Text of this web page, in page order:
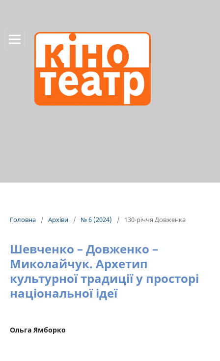
Головна / Архіви / № 6 (2024) / 130-річчя Довженка
Шевченко – Довженко –
Миколайчук. Архетип
культурної традиції у просторі
національної ідеї
Ольга Ямборко